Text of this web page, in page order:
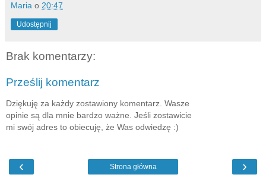
Maria o 20:47
Udostępnij
Brak komentarzy:
Prześlij komentarz
Dziękuję za każdy zostawiony komentarz. Wasze
opinie są dla mnie bardzo ważne. Jeśli zostawicie
mi swój adres to obiecuję, że Was odwiedzę :)
‹ ›
Strona główna